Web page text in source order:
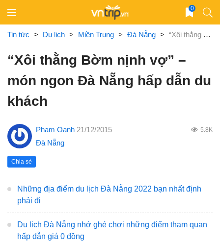
content
0
Tin tức > Du lịch > Miền Trung > Đà Nẵng > “Xôi thằng Bờm nịnh vợ” – món ngon Đà Nẵng hấp dẫn du khách
“Xôi thằng Bờm nịnh vợ” –
món ngon Đà Nẵng hấp dẫn du
khách
Phạm Oanh 21/12/2015 5.8K
Đà Nẵng
Chia sẻ
Những địa điểm du lịch Đà Nẵng 2022 bạn nhất định
phải đi
Du lịch Đà Nẵng nhớ ghé chơi những điểm tham quan
hấp dẫn giá 0 đồng